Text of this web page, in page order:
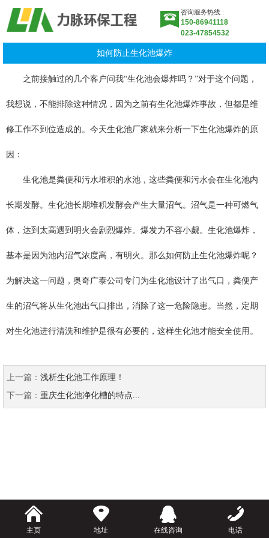
咨询服务热线 :
150-86941118
023-47854532
如何防止生化池爆炸
之前接触过的几个客户问我“生化池会爆炸吗？”对于这个问题，
我想说，不能排除这种情况，因为之前有生化池爆炸事故，但都是维
修工作不到位造成的。今天生化池厂家就来分析一下生化池爆炸的原
因：
生化池是粪便和污水堆积的水池，这些粪便和污水会在生化池内
长期发酵。生化池长期堆积发酵会产生大量沼气。沼气是一种可燃气
体，达到太高遇到明火会剧烈爆炸。爆发力不容小觑。生化池爆炸，
基本是因为池内沼气浓度高，有明火。那么如何防止生化池爆炸呢？
为解决这一问题，奥奇广泰公司专门为生化池设计了出气口，粪便产
生的沼气将从生化池出气口排出，消除了这一危险隐患。当然，定期
对生化池进行清洗和维护是很有必要的，这样生化池才能安全使用。
上一篇： 浅析生化池工作原理！
下一篇： 重庆生化池净化槽的特点...
主页 地址 在线咨询 电话